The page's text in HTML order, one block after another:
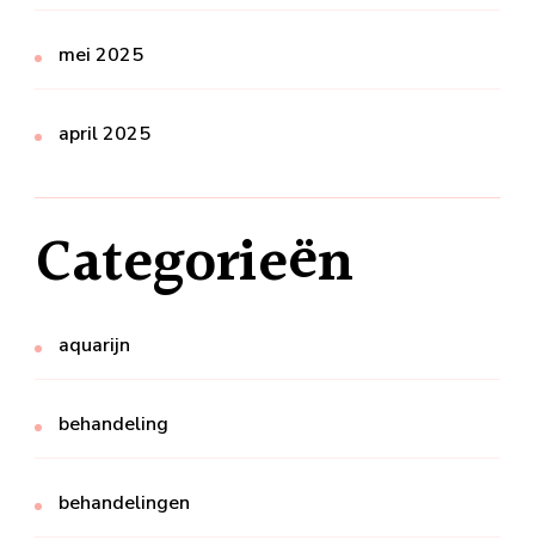
mei 2025
april 2025
Categorieën
aquarijn
behandeling
behandelingen